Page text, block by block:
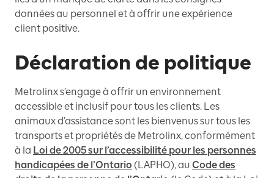
données au personnel et à offrir une expérience
client positive.
Déclaration de politique
Metrolinx s’engage à offrir un environnement
accessible et inclusif pour tous les clients. Les
animaux d’assistance sont les bienvenus sur tous les
transports et propriétés de Metrolinx, conformément
à la Loi de 2005 sur l’accessibilité pour les personnes
handicapées de l’Ontario (LAPHO), au Code des